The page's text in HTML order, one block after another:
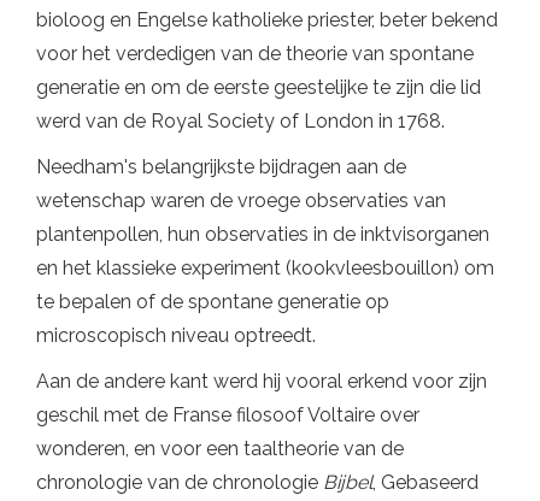
bioloog en Engelse katholieke priester, beter bekend
voor het verdedigen van de theorie van spontane
generatie en om de eerste geestelijke te zijn die lid
werd van de Royal Society of London in 1768.
Needham's belangrijkste bijdragen aan de
wetenschap waren de vroege observaties van
plantenpollen, hun observaties in de inktvisorganen
en het klassieke experiment (kookvleesbouillon) om
te bepalen of de spontane generatie op
microscopisch niveau optreedt.
Aan de andere kant werd hij vooral erkend voor zijn
geschil met de Franse filosoof Voltaire over
wonderen, en voor een taaltheorie van de
chronologie van de chronologie Bijbel, Gebaseerd